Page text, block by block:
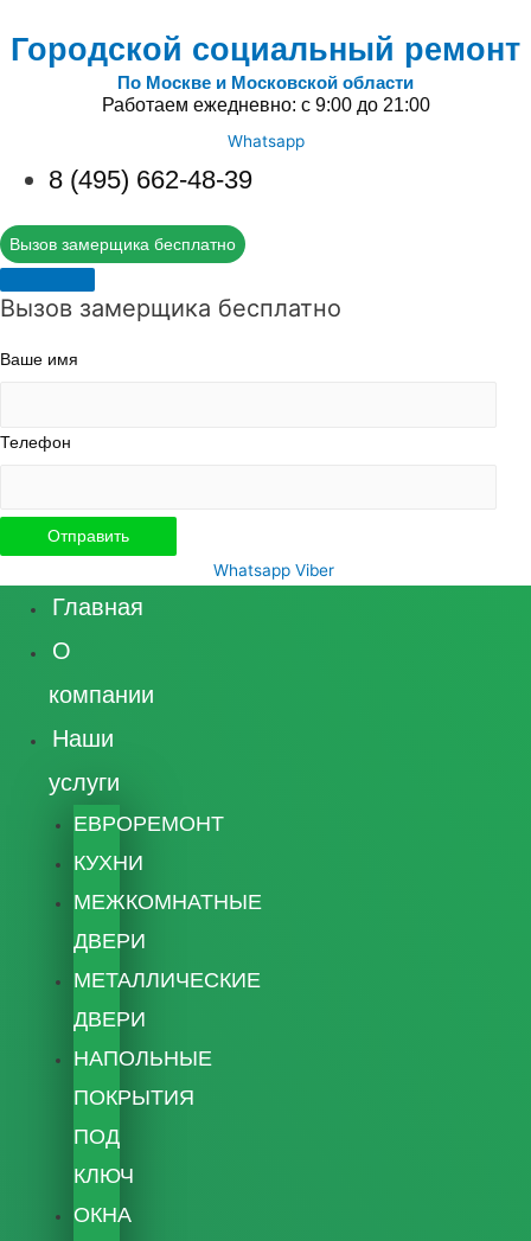
Городской социальный ремонт
По Москве и Московской области
Работаем ежедневно: с 9:00 до 21:00
Whatsapp
8 (495) 662-48-39
Вызов замерщика бесплатно
Вызов замерщика бесплатно
Ваше имя
Телефон
Whatsapp Viber
Главная
О
компании
Наши
услуги
ЕВРОРЕМОНТ
КУХНИ
МЕЖКОМНАТНЫЕ
ДВЕРИ
МЕТАЛЛИЧЕСКИЕ
ДВЕРИ
НАПОЛЬНЫЕ
ПОКРЫТИЯ
ПОД
КЛЮЧ
ОКНА